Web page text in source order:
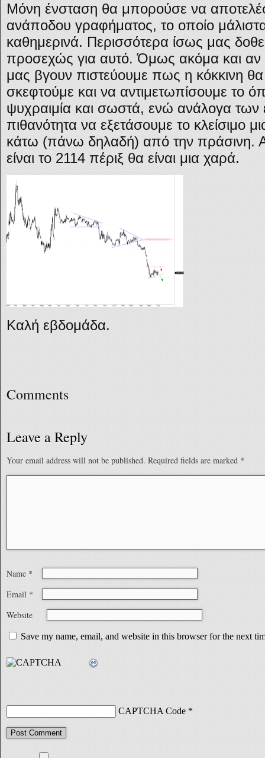
Μόνη ένσταση θα μπορούσε να
ανάποδου γραφήματος, το οποίο
καθημερινά. Περισσότερα ίσως μας
προσεχώς για αυτό. Όμως ακόμα και αν
μας βγουν πιστεύουμε πως η κόκκινη
σκεφτούμε και να αντιμετωπίσουμε το
ψυχραιμία και σωστά, ενώ ανάλογα των
πιθανότητα να εξετάσουμε το κλείσιμο
κάτω (πάνω δηλαδή) από την πράσινη.
είναι το 2114 πέριξ θα είναι μια χαρά.
Καλή εβδομάδα.
Comments
Leave a Reply
Your email address will not be published. Required fields are marked *
Name *
Email *
Website
Save my name, email, and website in this browser for the next
CAPTCHA Code *